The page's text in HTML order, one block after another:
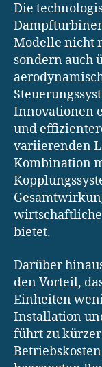
Die
Modelle nicht
sondern auch
Innovationen
und
variierenden
Kombination
wirtschaftliche
bietet.
Darüber
den Vorteil,
Einheiten
Installation
führt zu